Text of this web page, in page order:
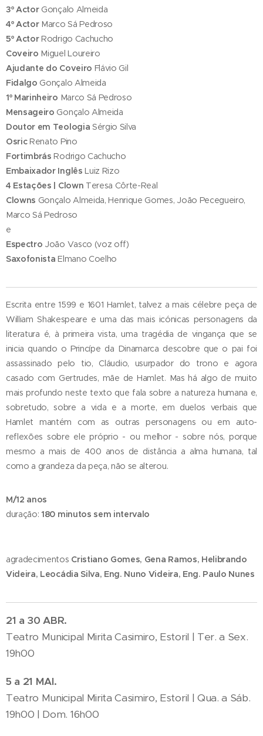
3º ActorGonçalo Almeida
4º ActorMarco Sá Pedroso
5º ActorRodrigo Cachucho
Coveiro Miguel Loureiro
Ajudante do Coveiro Flávio Gil
Fidalgo Gonçalo Almeida
1º Marinheiro Marco Sá Pedroso
Mensageiro Gonçalo Almeida
Doutor em Teologia Sérgio Silva
OsricRenato Pino
FortimbrásRodrigo Cachucho
Embaixador Inglês Luiz Rizo
4 Estações | Clown Teresa Côrte-Real
Clowns Gonçalo Almeida, Henrique Gomes, João Pecegueiro,
Marco Sá Pedroso
e
Espectro João Vasco (voz off)
Saxofonista Elmano Coelho
Escrita entre 1599 e 1601 Hamlet, talvez a mais célebre peça de
William Shakespeare e uma das mais icónicas personagens da
literatura é, à primeira vista, uma tragédia de vingança que se
inicia quando o Princípe da Dinamarca descobre que o pai foi
assassinado pelo tio, Cláudio, usurpador do trono e agora
casado com Gertrudes, mãe de Hamlet. Mas há algo de muito
mais profundo neste texto que fala sobre a natureza humana e,
sobretudo, sobre a vida e a morte, em duelos verbais que
Hamlet mantém com as outras personagens ou em auto-
reflexões sobre ele próprio - ou melhor - sobre nós, porque
mesmo a mais de 400 anos de distância a alma humana, tal
como a grandeza da peça, não se alterou.
M/12 anos
duração: 180 minutos sem intervalo
agradecimentos Cristiano Gomes, Gena Ramos, Helibrando
Videira, Leocádia Silva, Eng. Nuno Videira, Eng. Paulo Nunes
21 a 30 ABR.
Teatro Municipal Mirita Casimiro, Estoril | Ter. a Sex.
19h00
5 a 21 MAI.
Teatro Municipal Mirita Casimiro, Estoril | Qua. a Sáb.
19h00 | Dom. 16h00